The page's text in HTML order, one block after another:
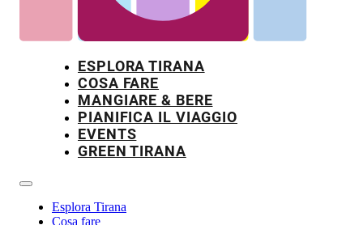
ESPLORA TIRANA
COSA FARE
MANGIARE & BERE
PIANIFICA IL VIAGGIO
EVENTS
GREEN TIRANA
Esplora Tirana
Cosa fare